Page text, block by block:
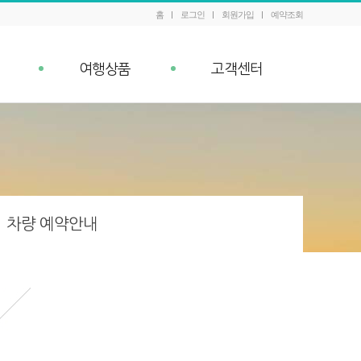
홈 로그인 회원가입 예약조회
여행상품
패키지 예약조회
고객센터
공지사항
차량 예약안내